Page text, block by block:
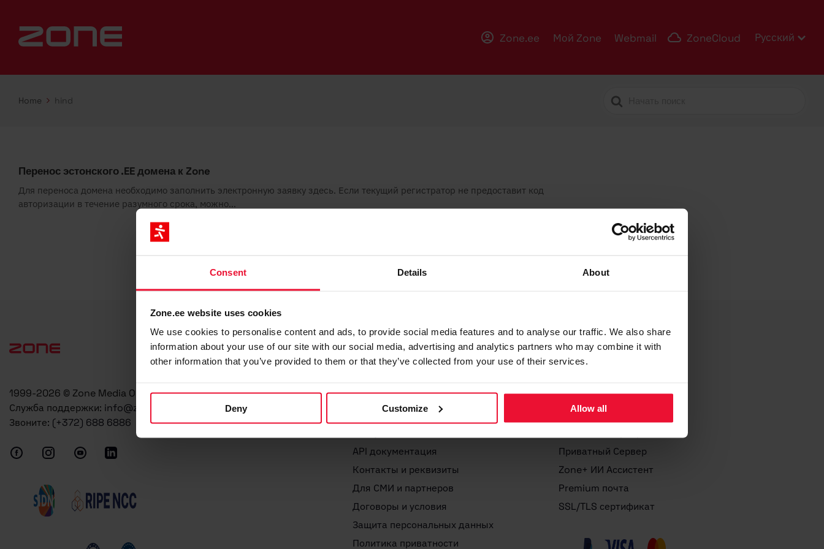
Consent Details About
Zone.ee website uses cookies
We use cookies to personalise content and ads, to provide social media features and to analyse our traffic. We also share
information about your use of our site with our social media, advertising and analytics partners who may combine it with
other information that you’ve provided to them or that they’ve collected from your use of their services.
Deny Customize Allow all
Zone.ee Мой Zone Webmail ZoneCloud Русский
Home hind
Search
Перенос эстонского .EE домена к Zone
Для переноса домена необходимо заполнить электронную заявку здесь. Если текущий регистратор не предоставит код
авторизации в течение разумного срока, можно...
1999-2026 © Zone Media OÜ
Служба поддержки: info@zone.ee
Звоните: (+372) 688 6886
Zone
Почему именно Zone?
Новости
API документация
Контакты и реквизиты
Для СМИ и партнеров
Договоры и условия
Защита персональных данных
Политика приватности
Услуги
Хостинг веб-сайта
Managed CloudServer
Приватный Сервер
Zone+ ИИ Ассистент
Premium почта
SSL/TLS сертификат